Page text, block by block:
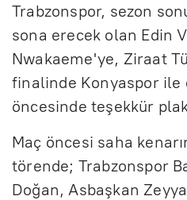
Trabzonspor, sezon
sona erecek olan Edin
Nwakaeme'ye, Ziraat
finalinde Konyaspor ile
öncesinde teşekkür
Maç öncesi saha
törende; Trabzonspor
Doğan, Asbaşkan